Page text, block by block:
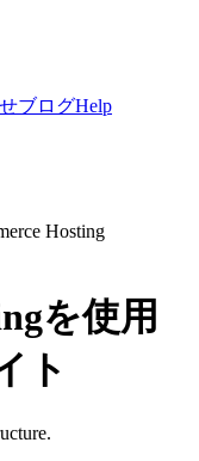
ブログHelp
Hosting
を使用
ト